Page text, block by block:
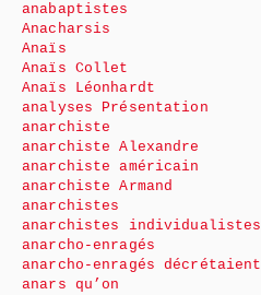
anabaptistes
Anacharsis
Anaïs
Anaïs Collet
Anaïs Léonhardt
analyses Présentation
anarchiste
anarchiste Alexandre
anarchiste américain
anarchiste Armand
anarchistes
anarchistes individualistes
anarcho-enragés
anarcho-enragés décrétaient
anars qu’on